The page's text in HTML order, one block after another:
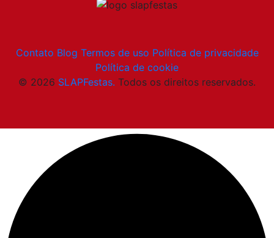
Contato Blog Termos de uso Política de privacidade
Política de cookie
© 2026 SLAPFestas. Todos os direitos reservados.